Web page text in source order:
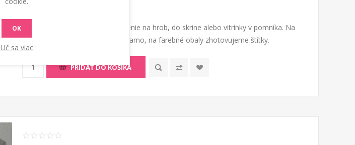
€ 48,00 s DPH
Obal na uloženie urny na postavenie na hrob, do skrine alebo vitrínky v pomníka. Na
lesklý obal sa nápis zhotovuje priamo, na farebné obaly zhotovujeme štítky.
PRIDAŤ DO KOŠÍKA
OK
Uč sa viac